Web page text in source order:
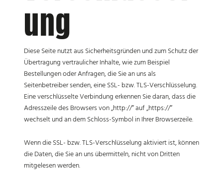
ung
Diese Seite nutzt aus Sicherheitsgründen und zum Schutz der
Übertragung vertraulicher Inhalte, wie zum Beispiel
Bestellungen oder Anfragen, die Sie an uns als
Seitenbetreiber senden, eine SSL- bzw. TLS-Verschlüsselung.
Eine verschlüsselte Verbindung erkennen Sie daran, dass die
Adresszeile des Browsers von „http://“ auf „https://“
wechselt und an dem Schloss-Symbol in Ihrer Browserzeile.
Wenn die SSL- bzw. TLS-Verschlüsselung aktiviert ist, können
die Daten, die Sie an uns übermitteln, nicht von Dritten
mitgelesen werden.